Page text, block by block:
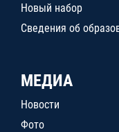
Новый набор
Сведения об
МЕДИА
Новости
Фото